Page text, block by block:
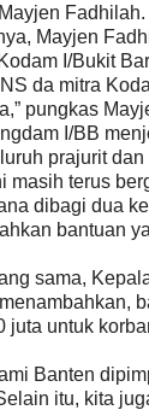
Fadhilah.
Mayjen
I/Bukit
da mitra
pungkas
I/BB
prajurit
masih terus
dibagi dua
bantuan
sama,
juta untuk
Banten
itu, kita